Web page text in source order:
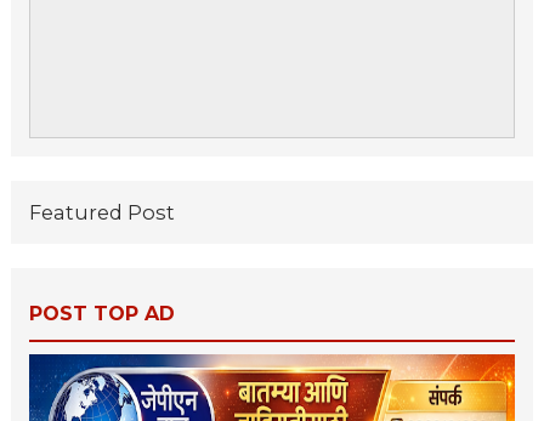
Featured Post
POST TOP AD